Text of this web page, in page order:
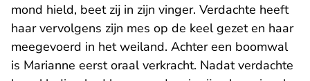
mond hield, beet zij in zijn vinger. Verdachte heeft
haar vervolgens zijn mes op de keel gezet en haar
meegevoerd in het weiland. Achter een boomwal
is Marianne eerst oraal verkracht. Nadat verdachte